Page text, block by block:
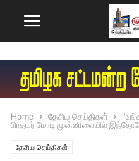
Home தேசிய செய்திகள்
பிரதமர் மோடி முன்னிலையில்
தேசிய செய்திகள்